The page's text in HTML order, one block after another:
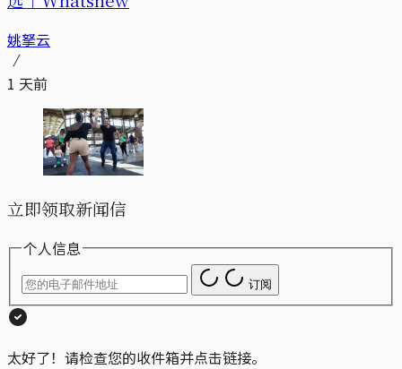
姚拏云
1 天前
立即领取新闻信
个人信息
订阅
太好了！请检查您的收件箱并点击链接。